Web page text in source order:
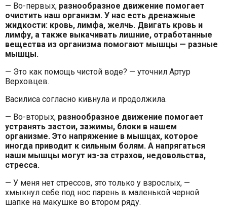
— Во-первых, разнообразное движение помогает
очистить наш организм. У нас есть дренажные
жидкости: кровь, лимфа, желчь. Двигать кровь и
лимфу, а также выкачивать лишние, отработанные
вещества из организма помогают мышцы — разные
мышцы.
— Это как помощь чистой воде? — уточнил Артур
Верховцев.
Василиса согласно кивнула и продолжила.
— Во-вторых, разнообразное движение помогает
устранять застои, зажимы, блоки в нашем
организме. Это напряжение в мышцах, которое
иногда приводит к сильным болям. А напрягаться
наши мышцы могут из-за страхов, недовольства,
стресса.
— У меня нет стрессов, это только у взрослых, —
хмыкнул себе под нос парень в маленькой черной
шапке на макушке во втором ряду.